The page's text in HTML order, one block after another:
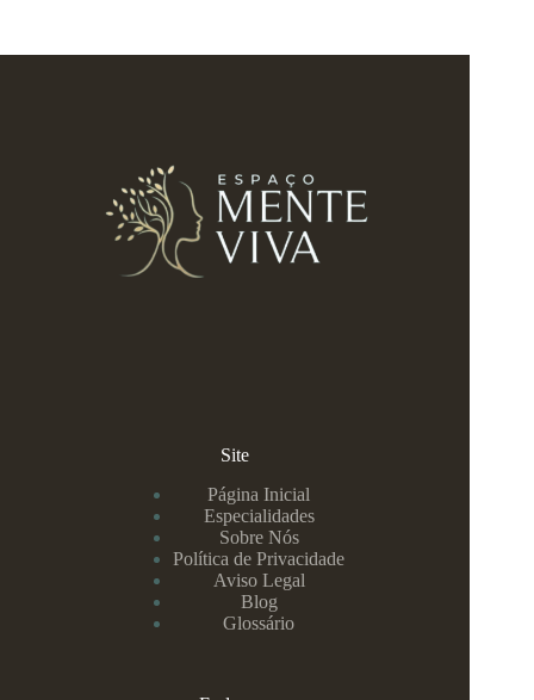
Site
Página Inicial
Especialidades
Sobre Nós
Política de Privacidade
Aviso Legal
Blog
Glossário